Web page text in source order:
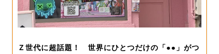
Ｚ世代に超話題！ 世界にひとつだけの「●●」がつ